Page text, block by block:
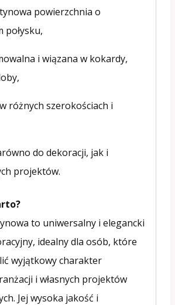
powierzchnia o
połysku,
i wiązana w kokardy,
różnych szerokościach i
do dekoracji, jak i
projektów.
to uniwersalny i elegancki
idealny dla osób, które
wyjątkowy charakter
i własnych projektów
Jej wysoka jakość i